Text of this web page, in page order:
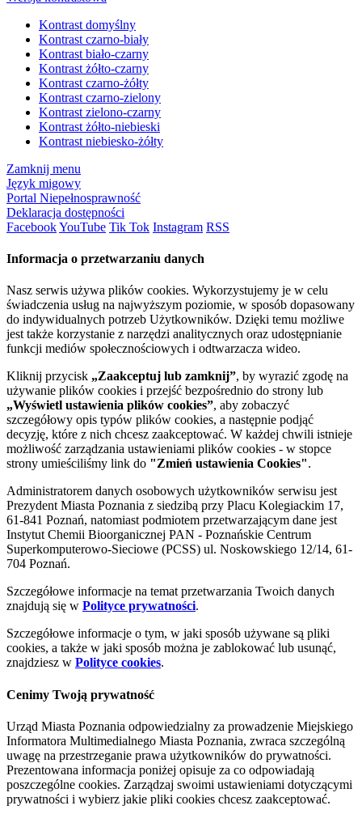
Kontrast domyślny
Kontrast czarno-biały
Kontrast biało-czarny
Kontrast żółto-czarny
Kontrast czarno-żółty
Kontrast czarno-zielony
Kontrast zielono-czarny
Kontrast żółto-niebieski
Kontrast niebiesko-żółty
Zamknij menu
Język migowy
Portal Niepełnosprawność
Deklaracja dostępności
FacebookYouTube Tik Tok Instagram RSS
Informacja o przetwarzaniu danych
Nasz serwis używa plików cookies. Wykorzystujemy je w celu
świadczenia usług na najwyższym poziomie, w sposób dopasowany
do indywidualnych potrzeb Użytkowników. Dzięki temu możliwe
jest także korzystanie z narzędzi analitycznych oraz udostępnianie
funkcji mediów społecznościowych i odtwarzacza wideo.
Kliknij przycisk „Zaakceptuj lub zamknij”, by wyrazić zgodę na
używanie plików cookies i przejść bezpośrednio do strony lub
„Wyświetl ustawienia plików cookies”, aby zobaczyć
szczegółowy opis typów plików cookies, a następnie podjąć
decyzję, które z nich chcesz zaakceptować. W każdej chwili istnieje
możliwość zarządzania ustawieniami plików cookies - w stopce
strony umieściliśmy link do "Zmień ustawienia Cookies".
Administratorem danych osobowych użytkowników serwisu jest
Prezydent Miasta Poznania z siedzibą przy Placu Kolegiackim 17,
61-841 Poznań, natomiast podmiotem przetwarzającym dane jest
Instytut Chemii Bioorganicznej PAN - Poznańskie Centrum
Superkomputerowo-Sieciowe (PCSS) ul. Noskowskiego 12/14, 61-
704 Poznań.
Szczegółowe informacje na temat przetwarzania Twoich danych
znajdują się w Polityce prywatności.
Szczegółowe informacje o tym, w jaki sposób używane są pliki
cookies, a także w jaki sposób można je zablokować lub usunąć,
znajdziesz w Polityce cookies.
Cenimy Twoją prywatność
Urząd Miasta Poznania odpowiedzialny za prowadzenie Miejskiego
Informatora Multimedialnego Miasta Poznania, zwraca szczególną
uwagę na przestrzeganie prawa użytkowników do prywatności.
Prezentowana informacja poniżej opisuje za co odpowiadają
poszczególne cookies. Zarządzaj swoimi ustawieniami dotyczącymi
prywatności i wybierz jakie pliki cookies chcesz zaakceptować.